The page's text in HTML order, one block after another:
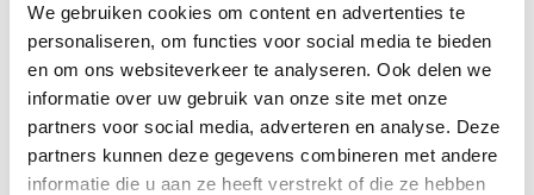
We gebruiken cookies om content en advertenties te
personaliseren, om functies voor social media te bieden
en om ons websiteverkeer te analyseren. Ook delen we
informatie over uw gebruik van onze site met onze
partners voor social media, adverteren en analyse. Deze
partners kunnen deze gegevens combineren met andere
informatie die u aan ze heeft verstrekt of die ze hebben
VIDEO HANDLEIDING
Productomschrijving
Specificaties